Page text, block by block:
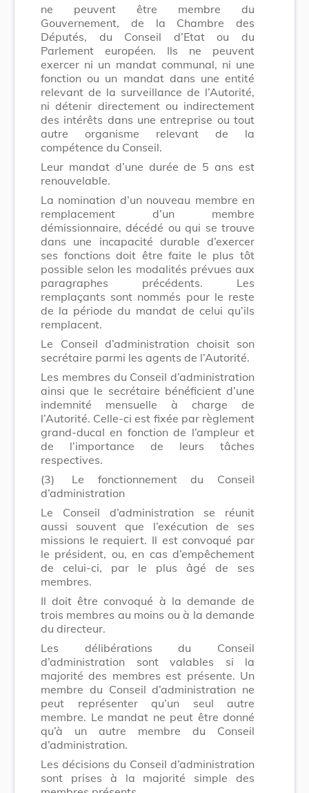
ne peuvent être membre du
Gouvernement, de la Chambre des
Députés, du Conseil d’Etat ou du
Parlement européen. Ils ne peuvent
exercer ni un mandat communal, ni une
fonction ou un mandat dans une entité
relevant de la surveillance de l’Autorité,
ni détenir directement ou indirectement
des intérêts dans une entreprise ou tout
autre organisme relevant de la
compétence du Conseil.
Leur mandat d’une durée de 5 ans est
renouvelable.
La nomination d’un nouveau membre en
remplacement d’un membre
démissionnaire, décédé ou qui se trouve
dans une incapacité durable d’exercer
ses fonctions doit être faite le plus tôt
possible selon les modalités prévues aux
paragraphes précédents. Les
remplaçants sont nommés pour le reste
de la période du mandat de celui qu’ils
remplacent.
Le Conseil d’administration choisit son
secrétaire parmi les agents de l’Autorité.
Les membres du Conseil d’administration
ainsi que le secrétaire bénéficient d’une
indemnité mensuelle à charge de
l’Autorité. Celle-ci est fixée par règlement
grand-ducal en fonction de l’ampleur et
de l’importance de leurs tâches
respectives.
(3)
Le fonctionnement du Conseil
d’administration
Le Conseil d’administration se réunit
aussi souvent que l’exécution de ses
missions le requiert. Il est convoqué par
le président, ou, en cas d’empêchement
de celui-ci, par le plus âgé de ses
membres.
Il doit être convoqué à la demande de
trois membres au moins ou à la demande
du directeur.
Les délibérations du Conseil
d’administration sont valables si la
majorité des membres est présente. Un
membre du Conseil d’administration ne
peut représenter qu’un seul autre
membre. Le mandat ne peut être donné
qu’à un autre membre du Conseil
d’administration.
Les décisions du Conseil d’administration
sont prises à la majorité simple des